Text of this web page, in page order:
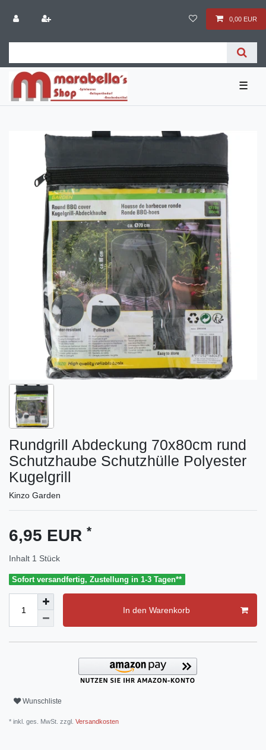
0,00 EUR
☰
Rundgrill Abdeckung 70x80cm rund
Schutzhaube Schutzhülle Polyester
Kugelgrill
Kinzo Garden
6,95 EUR *
Inhalt 1 Stück
Sofort versandfertig, Zustellung in 1-3 Tagen**
In den Warenkorb
Wunschliste
* inkl. ges. MwSt. zzgl. Versandkosten